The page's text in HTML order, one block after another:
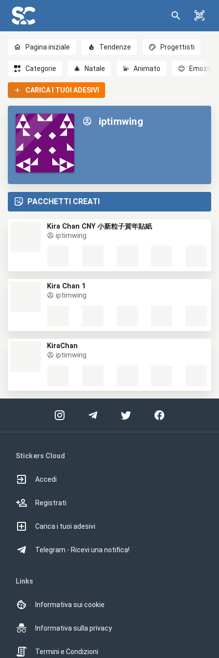
Pagina iniziale Tendenze Progettisti
Categorie 🎄 Natale 💫 Animato 😊 Emozioni
CARICA I TUOI ADESIVI
iptimwing
PACCHETTI CREATI
Kira Chan CNY 小新粒子賀年貼紙
iptimwing
Kira Chan 1
iptimwing
KiraChan
iptimwing
Stickers Cloud
Accedi
Registrati
Carica i tuoi adesivi
Telegram - Ricevi una notifica!
Links
Informativa sui cookie
Informativa sulla privacy
Termini e Condizioni